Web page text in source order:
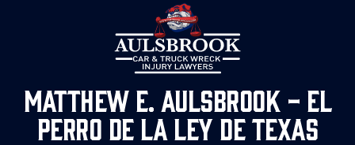
Matthew E. Aulsbrook - El
Perro de la Ley de Texas